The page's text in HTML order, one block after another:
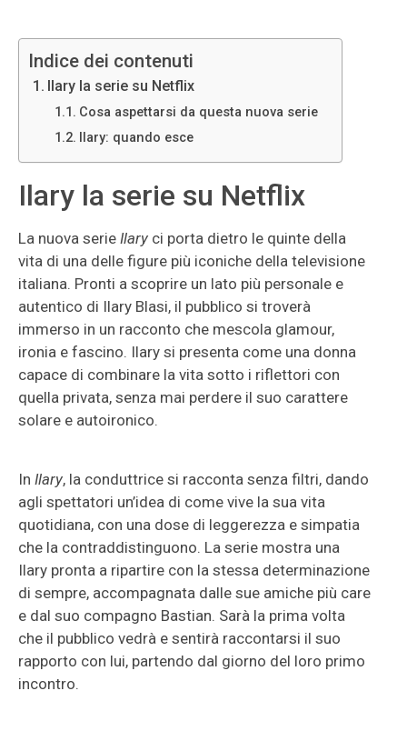
Indice dei contenuti
Ilary la serie su Netflix
Cosa aspettarsi da questa nuova serie
Ilary: quando esce
Ilary la serie su Netflix
La nuova serie Ilary ci porta dietro le quinte della
vita di una delle figure più iconiche della televisione
italiana. Pronti a scoprire un lato più personale e
autentico di Ilary Blasi, il pubblico si troverà
immerso in un racconto che mescola glamour,
ironia e fascino. Ilary si presenta come una donna
capace di combinare la vita sotto i riflettori con
quella privata, senza mai perdere il suo carattere
solare e autoironico.
In Ilary, la conduttrice si racconta senza filtri, dando
agli spettatori un’idea di come vive la sua vita
quotidiana, con una dose di leggerezza e simpatia
che la contraddistinguono. La serie mostra una
Ilary pronta a ripartire con la stessa determinazione
di sempre, accompagnata dalle sue amiche più care
e dal suo compagno Bastian. Sarà la prima volta
che il pubblico vedrà e sentirà raccontarsi il suo
rapporto con lui, partendo dal giorno del loro primo
incontro.